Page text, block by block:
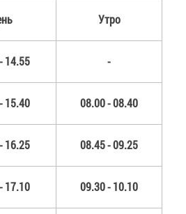
Утро
14.55 -
15.40 08.00 - 08.40
16.25 08.45 - 09.25
17.10 09.30 - 10.10